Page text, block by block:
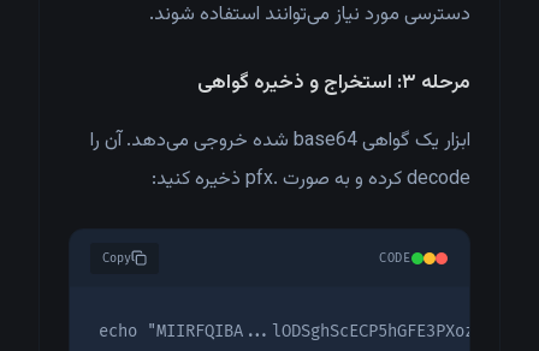
دسترسی مورد نیاز می‌توانند استفاده شوند.
مرحله ۳: استخراج و ذخیره گواهی
ابزار یک گواهی base64 شده خروجی می‌دهد. آن را
decode کرده و به صورت .pfx ذخیره کنید:
CODE
Copy
echo "MIIRFQIBA...lODSghScECP5hGFE3PXoz" |